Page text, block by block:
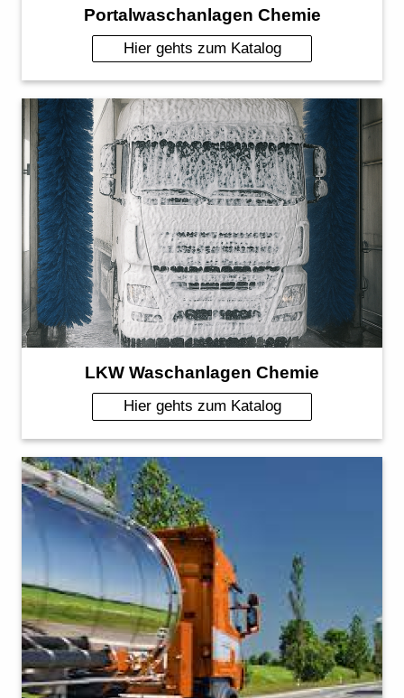
Portalwaschanlagen Chemie
Hier gehts zum Katalog
LKW Waschanlagen Chemie
Hier gehts zum Katalog